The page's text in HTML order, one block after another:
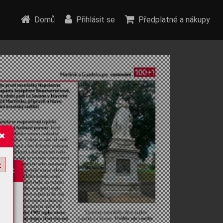
Domů Přihlásit se Předplatné a nákupy